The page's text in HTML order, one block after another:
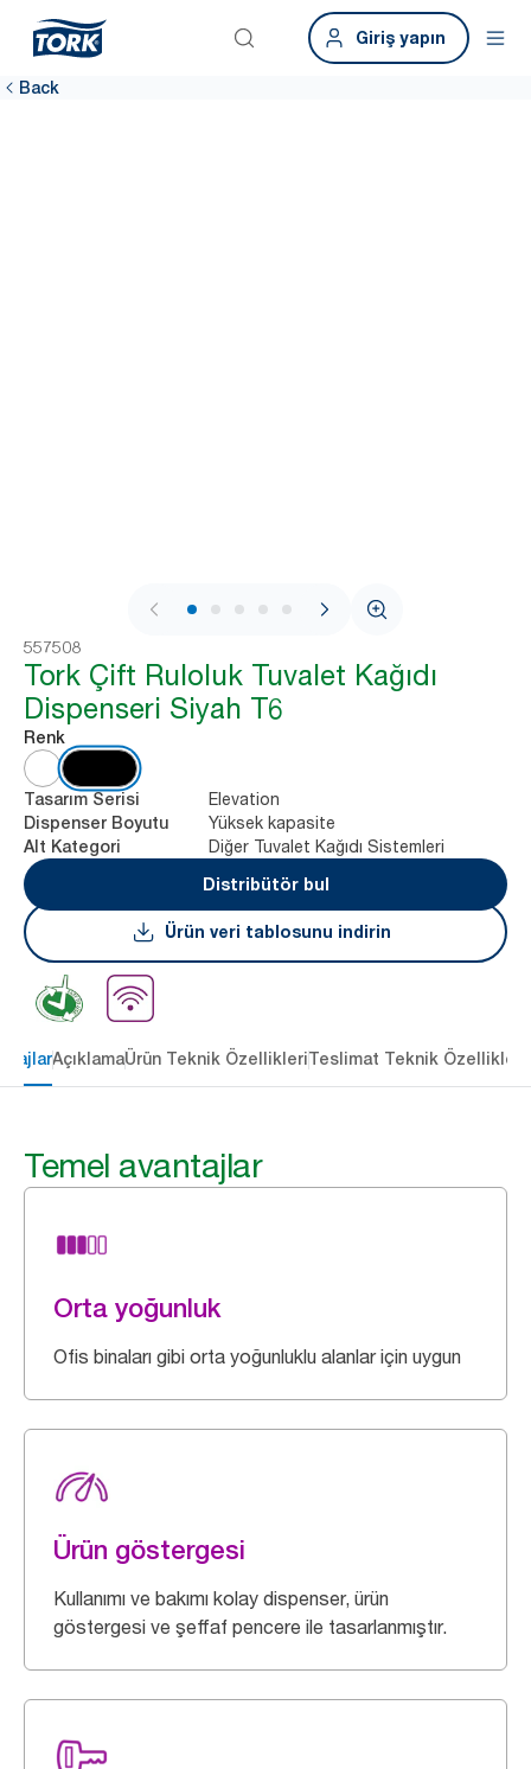
Giriş yapın
Back
1 / 8
557508
Tork Çift Ruloluk Tuvalet Kağıdı
Dispenseri Siyah T6
Renk
Tasarım Serisi Elevation
Dispenser Boyutu Yüksek kapasite
Alt Kategori
Diğer Tuvalet Kağıdı Sistemleri
Distribütör bul
Ürün veri tablosunu indirin
AçıklamaÜrün Teknik ÖzellikleriTeslimat Teknik Özellikleri
Temel avantajlar
Orta yoğunluk
Ofis binaları gibi orta yoğunluklu alanlar için uygun
Ürün göstergesi
Kullanımı ve bakımı kolay dispenser, ürün
göstergesi ve şeffaf pencere ile tasarlanmıştır.